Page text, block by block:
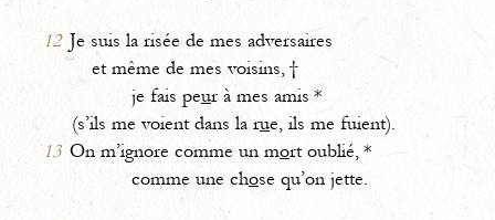
12 Je suis la risée de mes adversaires
et même de mes voisins, †
je fais peur à mes amis *
(s’ils me voient dans la rue, ils me fuient).
13 On m’ignore comme un mort oublié, *
comme une chose qu’on jette.